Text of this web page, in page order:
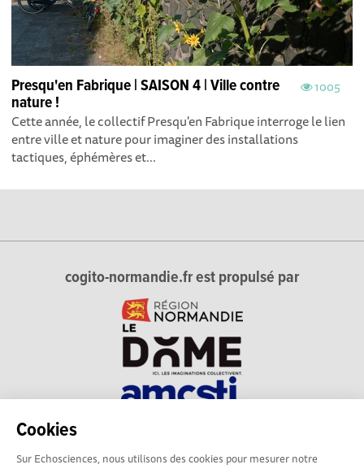
Cookies
Sur Echosciences, nous utilisons des cookies pour mesurer notre
1005
Presqu'en Fabrique | SAISON 4 | Ville contre
nature !
Cette année, le collectif Presqu'en Fabrique interroge le lien
entre ville et nature pour imaginer des installations
tactiques, éphémères et...
cogito-normandie.fr est propulsé par
technique et du dialogue science-société en Normandie.